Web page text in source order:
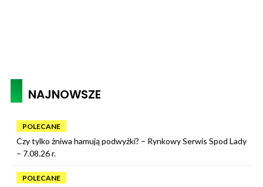
NAJNOWSZE
POLECANE
Czy tylko żniwa hamują podwyżki? – Rynkowy Serwis Spod Lady
– 7.08.26 r.
POLECANE